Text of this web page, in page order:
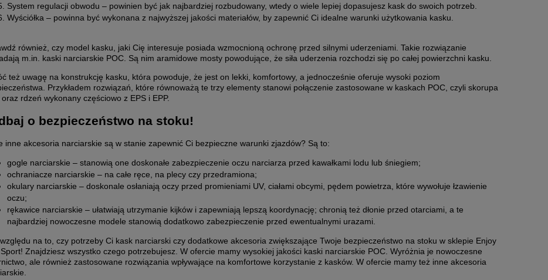
KOSZULKA DEUS VENICE SURF
114,50 zł
Cena regularna: 229,00 zł
do koszyka
TORBA THULE CHASM 130L BLACK
Cena regularna:
889,00 zł
Najniższa cena:
579,00 zł
do koszyka
OCHRANIACZE POC VPD AIR KNEE
System regulacji obwodu – powinien być jak najbardziej rozbudowany, wtedy o wiele lepiej dopasujesz kask do swoich potrzeb.
Wyściółka – powinna być wykonana z najwyższej jakości materiałów, by zapewnić Ci idealne warunki użytkowania kasku.
również, czy model kasku, jaki Cię interesuje posiada wzmocnioną ochronę przed silnymi uderzeniami. Takie rozwiązanie
m.in. kaski narciarskie POC. Są nim aramidowe mosty powodujące, że siła uderzenia rozchodzi się po całej powierzchni kasku.
też uwagę na konstrukcję kasku, która powoduje, że jest on lekki, komfortowy, a jednocześnie oferuje wysoki poziom
Przykładem rozwiązań, które równoważą te trzy elementy stanowi połączenie zastosowane w kaskach POC, czyli skorupa
oraz rdzeń wykonany częściowo z EPS i EPP.
o bezpieczeństwo na stoku!
inne akcesoria narciarskie są w stanie zapewnić Ci bezpieczne warunki zjazdów? Są to:
gogle narciarskie – stanowią one doskonałe zabezpieczenie oczu narciarza przed kawałkami lodu lub śniegiem;
ochraniacze narciarskie – na całe ręce, na plecy czy przedramiona;
okulary narciarskie – doskonale osłaniają oczy przed promieniami UV, ciałami obcymi, pędem powietrza, które wywołuje łzawienie
oczu;
rękawice narciarskie – ułatwiają utrzymanie kijków i zapewniają lepszą koordynację; chronią też dłonie przed otarciami, a te
najbardziej nowoczesne modele stanowią dodatkowo zabezpieczenie przed ewentualnymi urazami.
na to, czy potrzeby Ci kask narciarski czy dodatkowe akcesoria zwiększające Twoje bezpieczeństwo na stoku w sklepie Enjoy
Znajdziesz wszystko czego potrzebujesz. W ofercie mamy wysokiej jakości kaski narciarskie POC. Wyróżnia je nowoczesne
ale również zastosowane rozwiązania wpływające na komfortowe korzystanie z kasków. W ofercie mamy też inne akcesoria